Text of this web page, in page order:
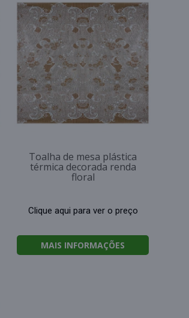
Toalha de mesa plástica
térmica decorada renda
floral
Clique aqui para ver o preço
MAIS INFORMAÇÕES